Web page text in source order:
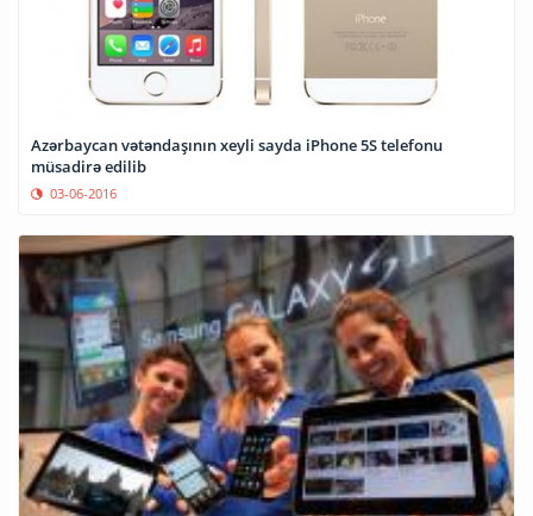
Azərbaycan vətəndaşının xeyli sayda iPhone 5S telefonu
müsadirə edilib
03-06-2016